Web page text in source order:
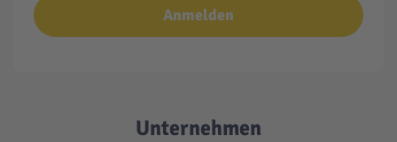
Anmelden
Unternehmen